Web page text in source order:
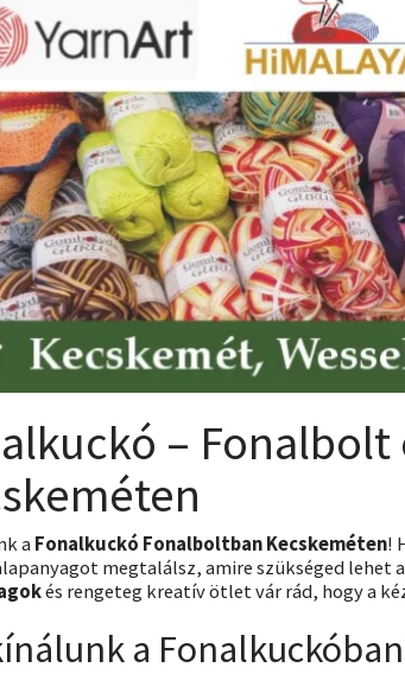
–
aFonalkuckó Fonalboltban Kecskeméten!
megtalálsz, amire szükséged lehet
és rengeteg kreatív ötlet vár rád, hogy a
a